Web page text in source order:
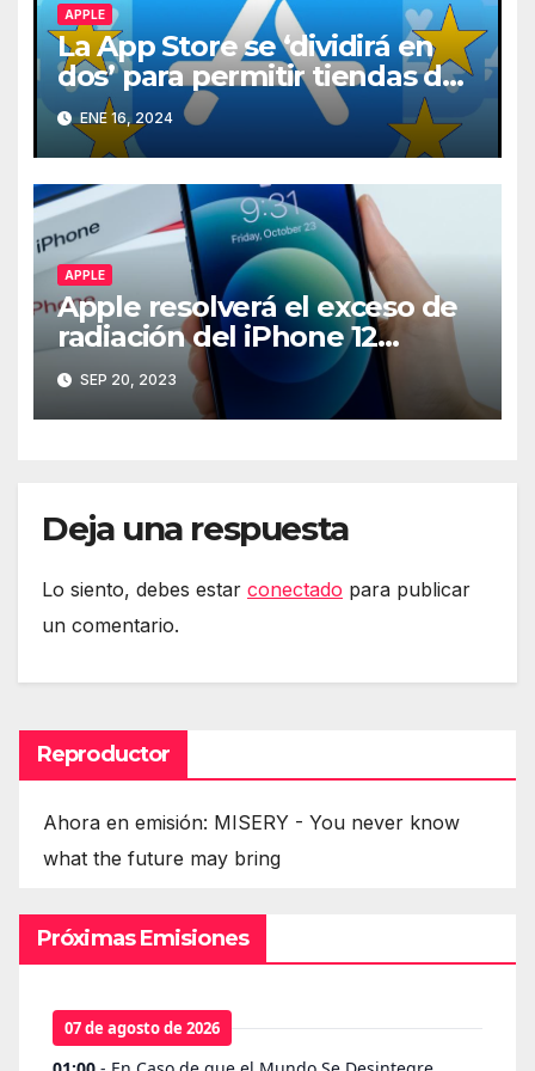
APPLE
La App Store se ‘dividirá en
dos’ para permitir tiendas de
terceros en iPhone en la UE
ENE 16, 2024
APPLE
Apple resolverá el exceso de
radiación del iPhone 12
mediante software
SEP 20, 2023
Deja una respuesta
Lo siento, debes estar conectado para publicar
un comentario.
Reproductor
Ahora en emisión: MISERY - You never know
what the future may bring
Próximas Emisiones